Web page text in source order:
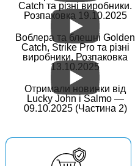
Catch та різні виробники.
Розпаковка 19.10.2025
Воблера та блешні Golden
Catch, Strike Pro та різні
виробники. Розпаковка
13.10.2025
Отримали новинки від
Lucky John і Salmo —
09.10.2025 (Частина 2)